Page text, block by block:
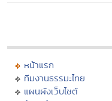
หน้าแรก
ทีมงานธรรมะไทย
แผนผังเว็บไซต์